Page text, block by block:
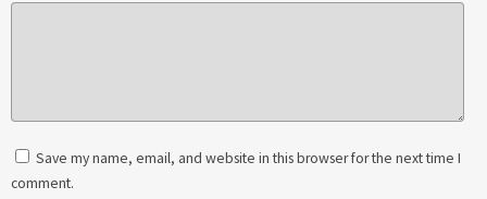
Save my name, email, and website in this browser for the next time I
comment.